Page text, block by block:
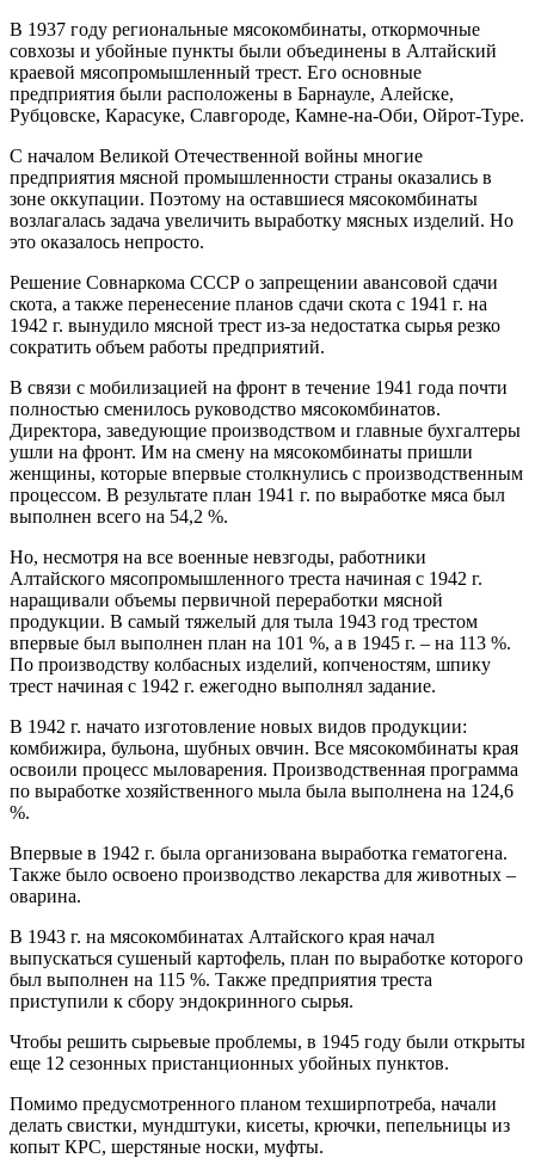
В 1937 году региональные мясокомбинаты, откормочные
совхозы и убойные пункты были объединены в Алтайский
краевой мясопромышленный трест. Его основные
предприятия были расположены в Барнауле, Алейске,
Рубцовске, Карасуке, Славгороде, Камне-на-Оби, Ойрот-Туре.
С началом Великой Отечественной войны многие
предприятия мясной промышленности страны оказались в
зоне оккупации. Поэтому на оставшиеся мясокомбинаты
возлагалась задача увеличить выработку мясных изделий. Но
это оказалось непросто.
Решение Совнаркома СССР о запрещении авансовой сдачи
скота, а также перенесение планов сдачи скота с 1941 г. на
1942 г. вынудило мясной трест из-за недостатка сырья резко
сократить объем работы предприятий.
В связи с мобилизацией на фронт в течение 1941 года почти
полностью сменилось руководство мясокомбинатов.
Директора, заведующие производством и главные бухгалтеры
ушли на фронт. Им на смену на мясокомбинаты пришли
женщины, которые впервые столкнулись с производственным
процессом. В результате план 1941 г. по выработке мяса был
выполнен всего на 54,2 %.
Но, несмотря на все военные невзгоды, работники
Алтайского мясопромышленного треста начиная с 1942 г.
наращивали объемы первичной переработки мясной
продукции. В самый тяжелый для тыла 1943 год трестом
впервые был выполнен план на 101 %, а в 1945 г. – на 113 %.
По производству колбасных изделий, копченостям, шпику
трест начиная с 1942 г. ежегодно выполнял задание.
В 1942 г. начато изготовление новых видов продукции:
комбижира, бульона, шубных овчин. Все мясокомбинаты края
освоили процесс мыловарения. Производственная программа
по выработке хозяйственного мыла была выполнена на 124,6
%.
Впервые в 1942 г. была организована выработка гематогена.
Также было освоено производство лекарства для животных –
оварина.
В 1943 г. на мясокомбинатах Алтайского края начал
выпускаться сушеный картофель, план по выработке которого
был выполнен на 115 %. Также предприятия треста
приступили к сбору эндокринного сырья.
Чтобы решить сырьевые проблемы, в 1945 году были открыты
еще 12 сезонных пристанционных убойных пунктов.
Помимо предусмотренного планом техширпотреба, начали
делать свистки, мундштуки, кисеты, крючки, пепельницы из
копыт КРС, шерстяные носки, муфты.